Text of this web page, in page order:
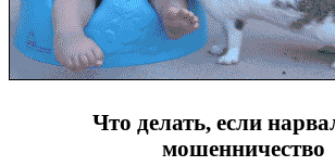
Что делать, если
мошенничество